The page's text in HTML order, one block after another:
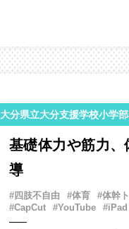
大分県立大分支援学校小学
基礎体力や筋力
導
#四肢不自由 #体育 #体幹
#CapCut
#YouTube #iPad